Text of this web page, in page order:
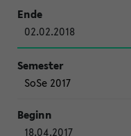
02.02.2018
SoSe 2017
18.04.2017